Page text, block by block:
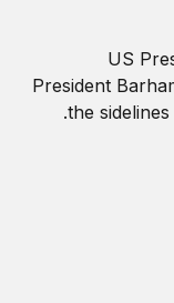
بالانهيار. لا يجوز أن